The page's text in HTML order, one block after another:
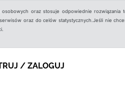
oraz stosuje odpowiednie rozwiązania
oraz do celów statystycznych.Jeśli nie
/ ZALOGUJ